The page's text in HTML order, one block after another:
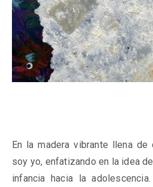
En la madera vibrante llena
soy yo, enfatizando en la idea
infancia hacia la